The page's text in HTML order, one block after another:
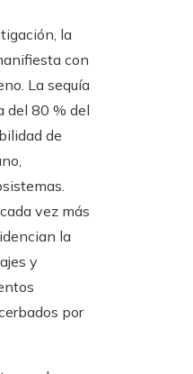
la
con
La sequía
del 80 % del
de
vez más
la
y
por